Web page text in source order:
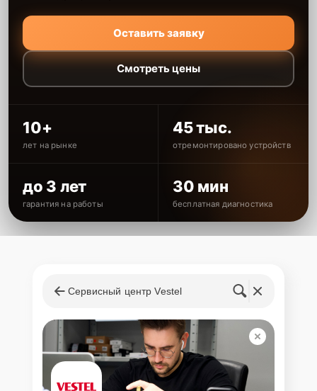
Оставить заявку
Смотреть цены
10+
лет на рынке
45 тыс.
отремонтировано устройств
до 3 лет
гарантия на работы
30 мин
бесплатная диагностика
Сервисный центр Vestel